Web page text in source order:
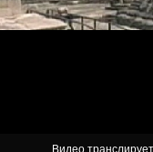
Видео